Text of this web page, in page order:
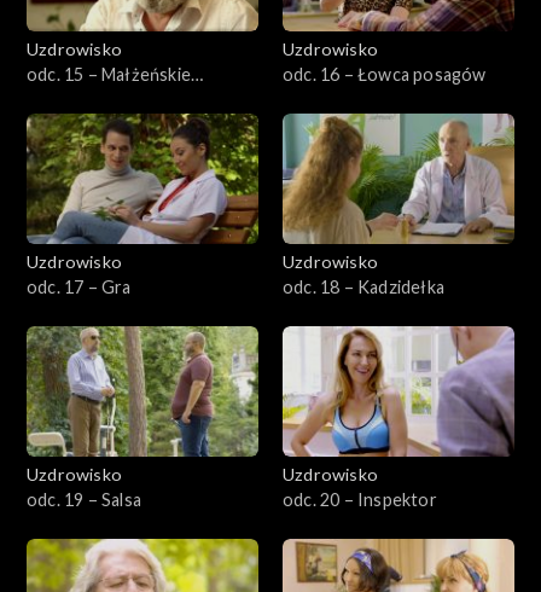
Uzdrowisko
odc. 15 – Małżeńskie
Uzdrowisko
odc. 16 – Łowca posagów
Uzdrowisko
odc. 17 – Gra
Uzdrowisko
odc. 18 – Kadzidełka
Uzdrowisko
odc. 19 – Salsa
Uzdrowisko
odc. 20 – Inspektor